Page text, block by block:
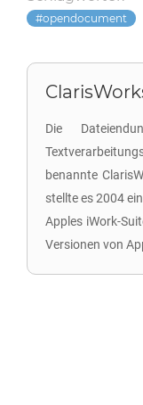
opendocument
Die
benannte
stellte es 2004
Apples iWork-
Versionen von